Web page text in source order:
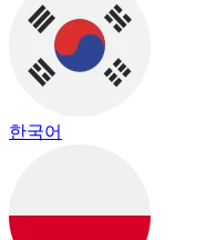
한국어